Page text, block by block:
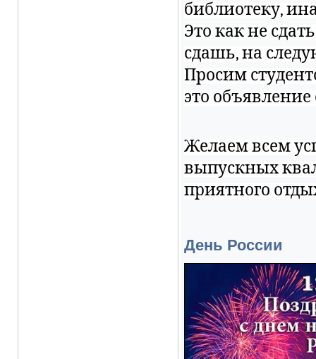
библиотеку,
Это как не
сдашь, на
Просим
это объявление
Желаем всем
выпускных
приятного
День России